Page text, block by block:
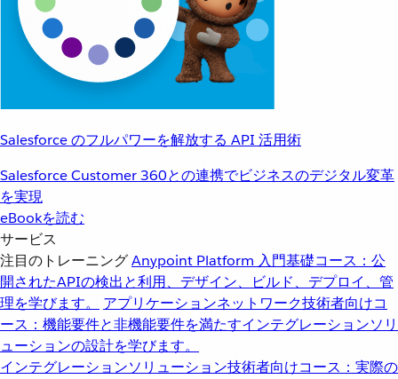
Salesforce のフルパワーを解放する API 活用術
Salesforce Customer 360との連携でビジネスのデジタル変革
を実現
eBookを読む
サービス
注目のトレーニングAnypoint Platform 入門基礎コース：公
開されたAPIの検出と利用、デザイン、ビルド、デプロイ、管
理を学びます。
アプリケーションネットワーク技術者向けコ
ース：機能要件と非機能要件を満たすインテグレーションソリ
ューションの設計を学びます。
インテグレーションソリューション技術者向けコース：実際の